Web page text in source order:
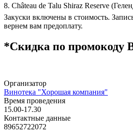
8. Château de Talu Shiraz Reserve
Закуски включены в стоимость.
вернем вам предоплату.
*Скидка по
Организатор
Винотека "Хорошая компания"
Время проведения
15.00-17.30
Контактные данные
89652722072